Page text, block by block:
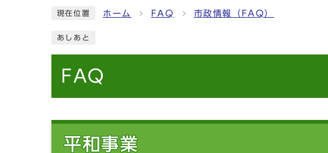
現在位置 ホーム FAQ 市政情報（FAQ）
あしあと
FAQ
平和事業